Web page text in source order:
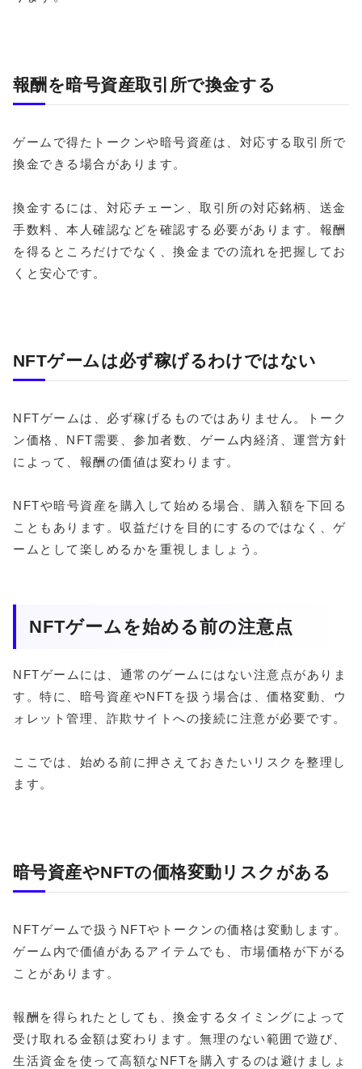
報酬を暗号資産取引所で換金する
ゲームで得たトークンや暗号資産は、対応する取引所で
換金できる場合があります。
換金するには、対応チェーン、取引所の対応銘柄、送金
手数料、本人確認などを確認する必要があります。報酬
を得るところだけでなく、換金までの流れを把握してお
くと安心です。
NFTゲームは必ず稼げるわけではない
NFTゲームは、必ず稼げるものではありません。トーク
ン価格、NFT需要、参加者数、ゲーム内経済、運営方針
によって、報酬の価値は変わります。
NFTや暗号資産を購入して始める場合、購入額を下回る
こともあります。収益だけを目的にするのではなく、ゲ
ームとして楽しめるかを重視しましょう。
NFTゲームを始める前の注意点
NFTゲームには、通常のゲームにはない注意点がありま
す。特に、暗号資産やNFTを扱う場合は、価格変動、ウ
ォレット管理、詐欺サイトへの接続に注意が必要です。
ここでは、始める前に押さえておきたいリスクを整理し
ます。
暗号資産やNFTの価格変動リスクがある
NFTゲームで扱うNFTやトークンの価格は変動します。
ゲーム内で価値があるアイテムでも、市場価格が下がる
ことがあります。
報酬を得られたとしても、換金するタイミングによって
受け取れる金額は変わります。無理のない範囲で遊び、
生活資金を使って高額なNFTを購入するのは避けましょ